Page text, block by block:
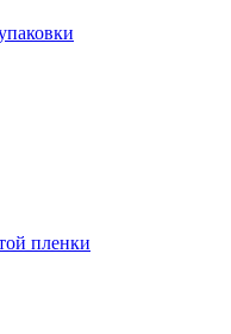
пленки